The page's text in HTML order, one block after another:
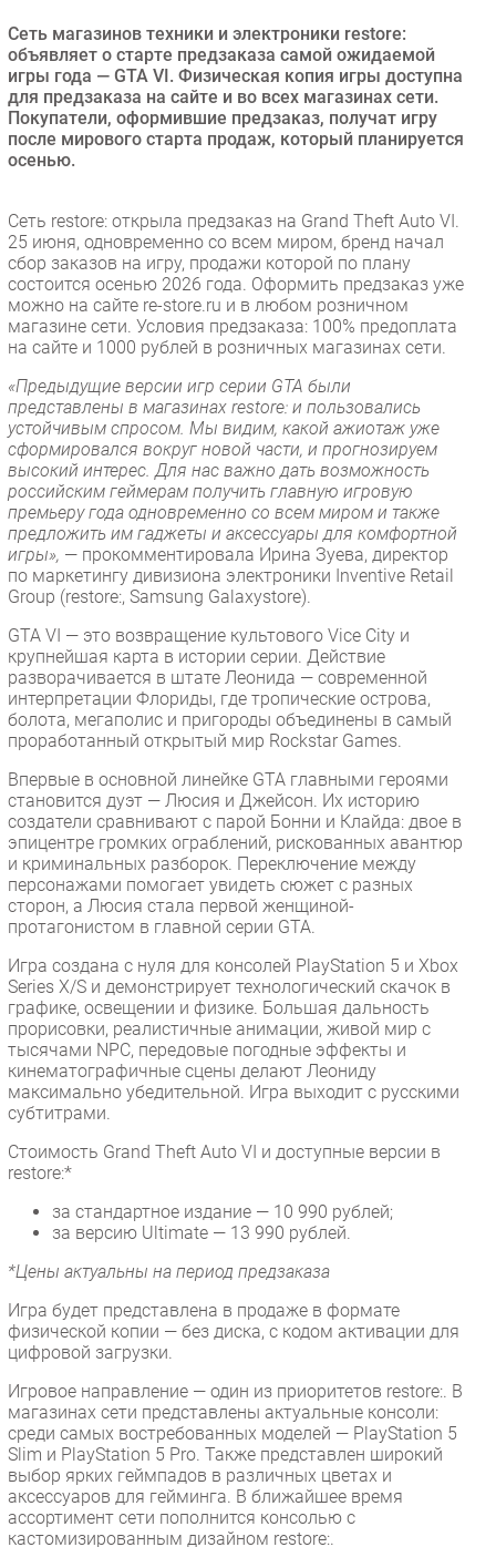
Безопасность
Инновации
CIO/Управление ИТ
Гаджеты
Здоровье
РАЗДЕЛЫ
Новости
Аналитика
Интервью
Мероприятия
Проекты
IT класс
Тестовый стенд
Каталог компаний
Сеть магазинов техники и электроники restore:
объявляет о старте предзаказа самой ожидаемой
игры года — GTA VI. Физическая копия игры доступна
для предзаказа на сайте и во всех магазинах сети.
Покупатели, оформившие предзаказ, получат игру
после мирового старта продаж, который планируется
осенью.
Сеть restore: открыла предзаказ на Grand Theft Auto VI.
25 июня, одновременно со всем миром, бренд начал
сбор заказов на игру, продажи которой по плану
состоится осенью 2026 года. Оформить предзаказ уже
можно на сайте re-store.ru и в любом розничном
магазине сети. Условия предзаказа: 100% предоплата
на сайте и 1000 рублей в розничных магазинах сети.
«Предыдущие версии игр серии GTA были
представлены в магазинах restore: и пользовались
устойчивым спросом. Мы видим, какой ажиотаж уже
сформировался вокруг новой части, и прогнозируем
высокий интерес. Для нас важно дать возможность
российским геймерам получить главную игровую
премьеру года одновременно со всем миром и также
предложить им гаджеты и аксессуары для комфортной
игры», — прокомментировала Ирина Зуева, директор
по маркетингу дивизиона электроники Inventive Retail
Group (restore:, Samsung Galaxystore).
GTA VI — это возвращение культового Vice City и
крупнейшая карта в истории серии. Действие
разворачивается в штате Леонида — современной
интерпретации Флориды, где тропические острова,
болота, мегаполис и пригороды объединены в самый
проработанный открытый мир Rockstar Games.
Впервые в основной линейке GTA главными героями
становится дуэт — Люсия и Джейсон. Их историю
создатели сравнивают с парой Бонни и Клайда: двое в
эпицентре громких ограблений, рискованных авантюр
и криминальных разборок. Переключение между
персонажами помогает увидеть сюжет с разных
сторон, а Люсия стала первой женщиной-
протагонистом в главной серии GTA.
Игра создана с нуля для консолей PlayStation 5 и Xbox
Series X/S и демонстрирует технологический скачок в
графике, освещении и физике. Большая дальность
прорисовки, реалистичные анимации, живой мир с
тысячами NPC, передовые погодные эффекты и
кинематографичные сцены делают Леониду
максимально убедительной. Игра выходит с русскими
субтитрами.
Стоимость Grand Theft Auto VI и доступные версии в
restore:*
за стандартное издание — 10 990 рублей;
за версию Ultimate — 13 990 рублей.
*Цены актуальны на период предзаказа
Игра будет представлена в продаже в формате
физической копии — без диска, с кодом активации для
цифровой загрузки.
Игровое направление — один из приоритетов restore:. В
магазинах сети представлены актуальные консоли:
среди самых востребованных моделей — PlayStation 5
Slim и PlayStation 5 Pro. Также представлен широкий
выбор ярких геймпадов в различных цветах и
аксессуаров для гейминга. В ближайшее время
ассортимент сети пополнится консолью с
кастомизированным дизайном restore:.